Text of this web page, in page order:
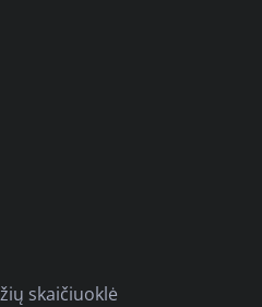
skaičiuoklė